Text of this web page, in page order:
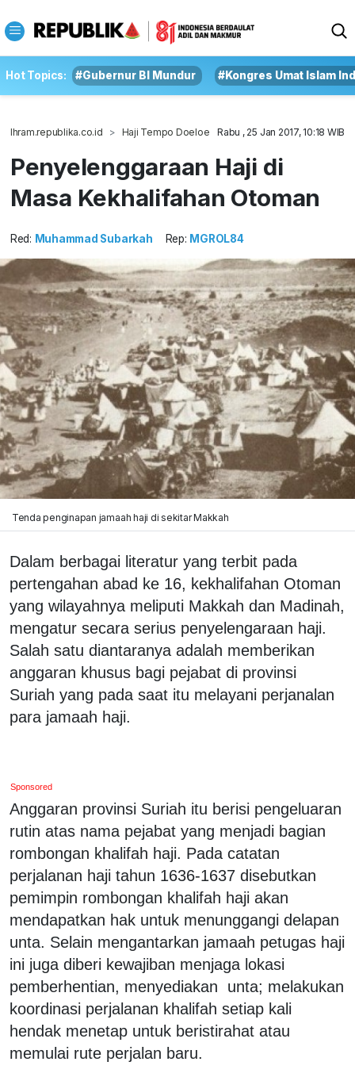
Hot Topics: #Gubernur BI Mundur #Kongres Umat Islam
Ihram.republika.co.id Haji Tempo Doeloe Rabu , 25 Jan 2017, 10:18 WIB
Penyelenggaraan Haji di
Masa Kekhalifahan Otoman
Red: Muhammad Subarkah Rep: MGROL84
Tenda penginapan jamaah haji di sekitar Makkah
Dalam berbagai literatur yang terbit pada
pertengahan abad ke 16, kekhalifahan Otoman
yang wilayahnya meliputi Makkah dan Madinah,
mengatur secara serius penyelengaraan haji.
Salah satu diantaranya adalah memberikan
anggaran khusus bagi pejabat di provinsi
Suriah yang pada saat itu melayani perjanalan
para jamaah haji.
Sponsored
Anggaran provinsi Suriah itu berisi pengeluaran
rutin atas nama pejabat yang menjadi bagian
rombongan khalifah haji. Pada catatan
perjalanan haji tahun 1636-1637 disebutkan
pemimpin rombongan khalifah haji akan
mendapatkan hak untuk menunggangi delapan
unta. Selain mengantarkan jamaah petugas haji
ini juga diberi kewajiban menjaga lokasi
pemberhentian, menyediakan unta; melakukan
koordinasi perjalanan khalifah setiap kali
hendak menetap untuk beristirahat atau
memulai rute perjalan baru.